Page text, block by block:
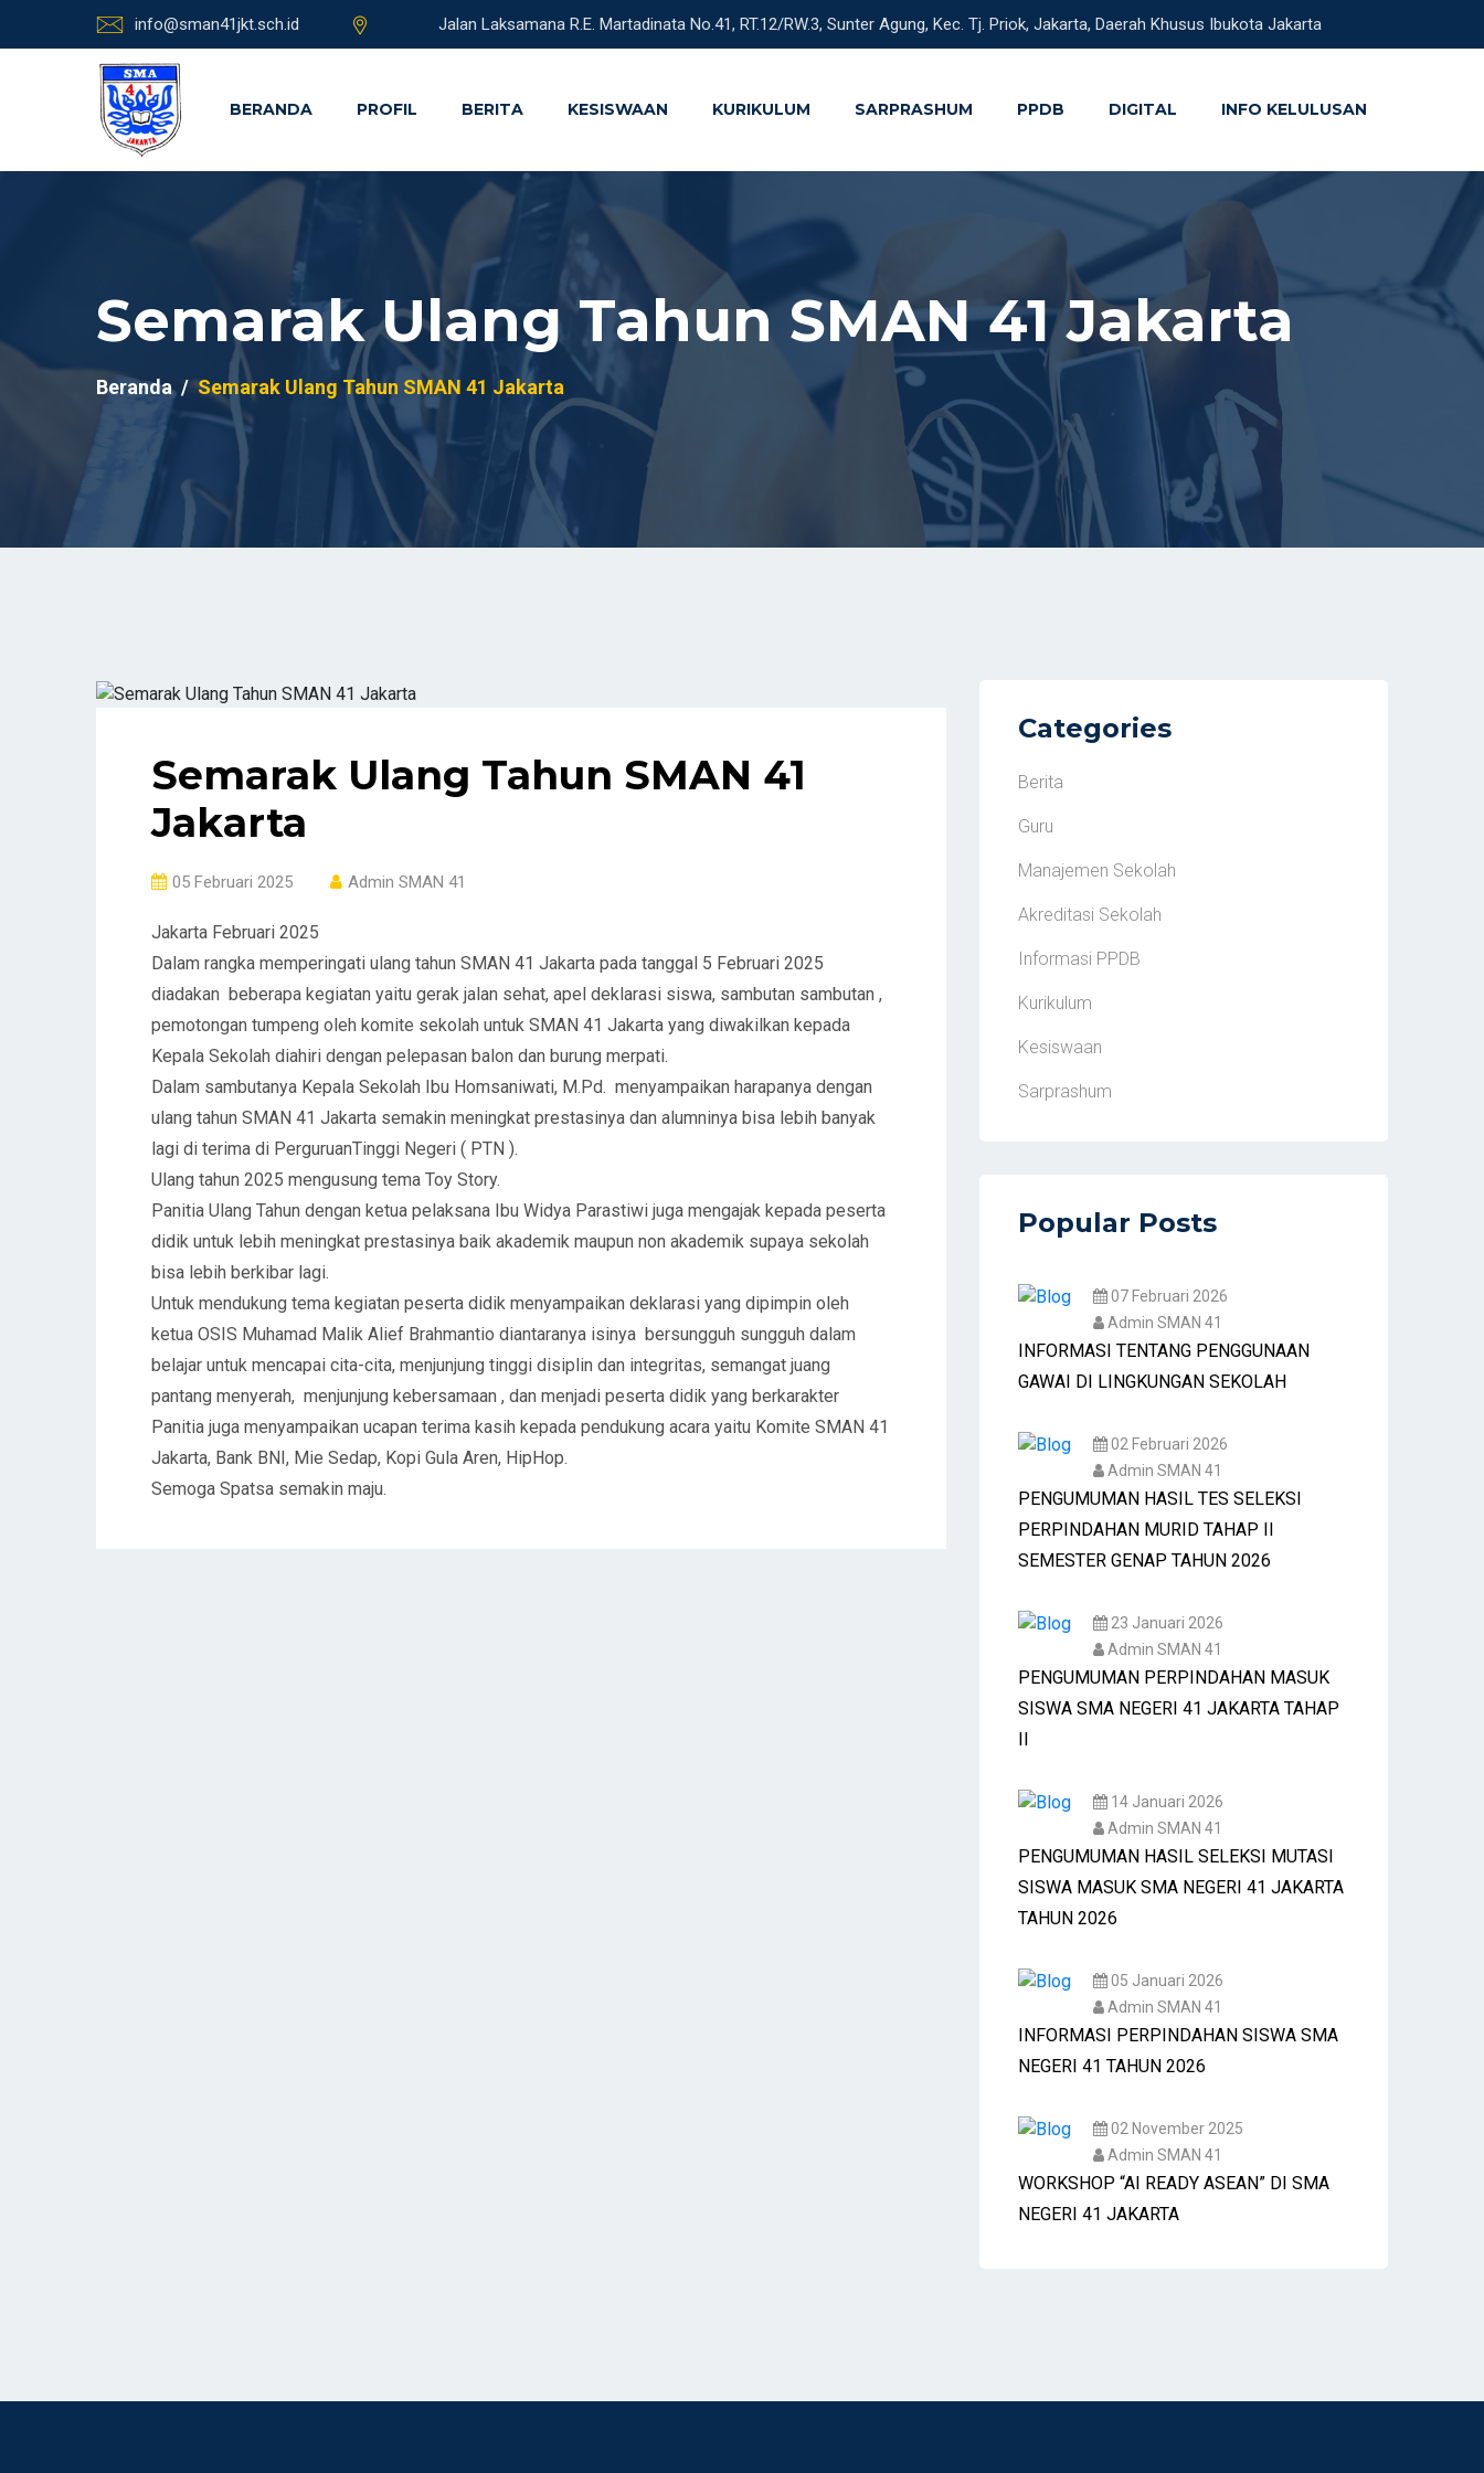
info@sman41jkt.sch.id Jalan Laksamana R.E. Martadinata No.41, RT.12/RW.3, Sunter Agung, Kec. Tj. Priok, Jakarta, Daerah Khusus Ibukota Jakarta
BERANDA PROFIL BERITA KESISWAAN KURIKULUM SARPRASHUM PPDB DIGITAL INFO KELULUSAN
Semarak Ulang Tahun SMAN 41 Jakarta
Beranda Semarak Ulang Tahun SMAN 41 Jakarta
Semarak Ulang Tahun SMAN 41
Jakarta
05 Februari 2025 Admin SMAN 41
Jakarta Februari 2025
Dalam rangka memperingati ulang tahun SMAN 41 Jakarta pada tanggal 5 Februari 2025
diadakan beberapa kegiatan yaitu gerak jalan sehat, apel deklarasi siswa, sambutan sambutan ,
pemotongan tumpeng oleh komite sekolah untuk SMAN 41 Jakarta yang diwakilkan kepada
Kepala Sekolah diahiri dengan pelepasan balon dan burung merpati.
Dalam sambutanya Kepala Sekolah Ibu Homsaniwati, M.Pd. menyampaikan harapanya dengan
ulang tahun SMAN 41 Jakarta semakin meningkat prestasinya dan alumninya bisa lebih banyak
lagi di terima di PerguruanTinggi Negeri ( PTN ).
Ulang tahun 2025 mengusung tema Toy Story.
Panitia Ulang Tahun dengan ketua pelaksana Ibu Widya Parastiwi juga mengajak kepada peserta
didik untuk lebih meningkat prestasinya baik akademik maupun non akademik supaya sekolah
bisa lebih berkibar lagi.
Untuk mendukung tema kegiatan peserta didik menyampaikan deklarasi yang dipimpin oleh
ketua OSIS Muhamad Malik Alief Brahmantio diantaranya isinya bersungguh sungguh dalam
belajar untuk mencapai cita-cita, menjunjung tinggi disiplin dan integritas, semangat juang
pantang menyerah, menjunjung kebersamaan , dan menjadi peserta didik yang berkarakter
Panitia juga menyampaikan ucapan terima kasih kepada pendukung acara yaitu Komite SMAN 41
Jakarta, Bank BNI, Mie Sedap, Kopi Gula Aren, HipHop.
Semoga Spatsa semakin maju.
Categories
Berita
Guru
Manajemen Sekolah
Akreditasi Sekolah
Informasi PPDB
Kurikulum
Kesiswaan
Sarprashum
Popular Posts
07 Februari 2026
Admin SMAN 41
INFORMASI TENTANG PENGGUNAAN
GAWAI DI LINGKUNGAN SEKOLAH
02 Februari 2026
Admin SMAN 41
PENGUMUMAN HASIL TES SELEKSI
PERPINDAHAN MURID TAHAP II
SEMESTER GENAP TAHUN 2026
23 Januari 2026
Admin SMAN 41
PENGUMUMAN PERPINDAHAN MASUK
SISWA SMA NEGERI 41 JAKARTA TAHAP
II
14 Januari 2026
Admin SMAN 41
PENGUMUMAN HASIL SELEKSI MUTASI
SISWA MASUK SMA NEGERI 41 JAKARTA
TAHUN 2026
05 Januari 2026
Admin SMAN 41
INFORMASI PERPINDAHAN SISWA SMA
NEGERI 41 TAHUN 2026
02 November 2025
Admin SMAN 41
WORKSHOP “AI READY ASEAN” DI SMA
NEGERI 41 JAKARTA